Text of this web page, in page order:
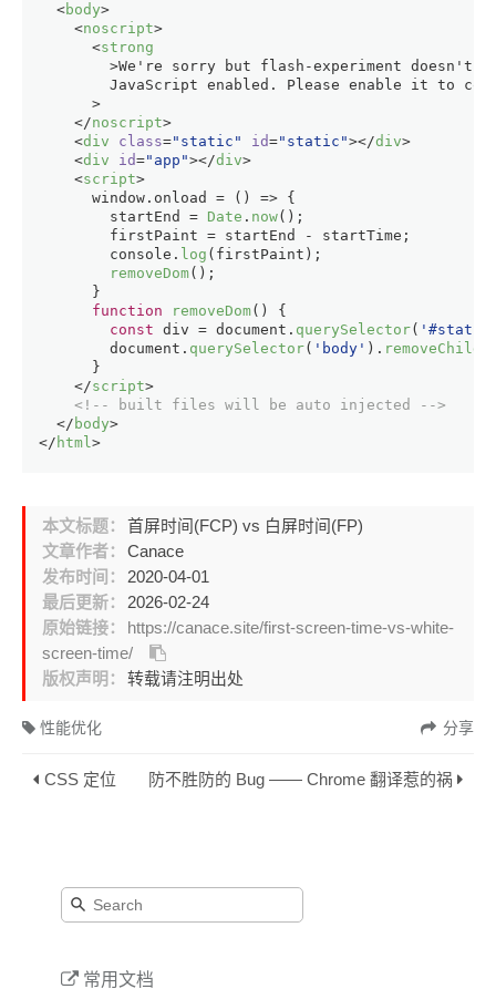
<body>
<noscript>
<strong
        >
We're sorry but flash-experiment doesn't
JavaScript enabled. Please enable it to
      >
</noscript>
<div class="static" id="static"></div>
<div id="app"></div>
<script>
window . onload = () => {
        startEnd =
Date . now();
        firstPaint = startEnd - startTime;
console . log (firstPaint);
removeDom();
      }
function
removeDom( ) {
const div = document . querySelector(
document . querySelector( 'body' ). removeChild
      }
</script>
<!-- built files will be auto injected -->
</ body>
</ html>
本文标题：
首屏时间(FCP) vs 白屏时间(FP)
文章作者：
Canace
发布时间：
2020-04-01
最后更新：
2026-02-24
原始链接：
https://canace.site/first-screen-time-vs-white-
screen-time/
版权声明：
转载请注明出处
分享
性能优化
CSS 定位 防不胜防的 Bug —— Chrome 翻译惹的祸
常用文档